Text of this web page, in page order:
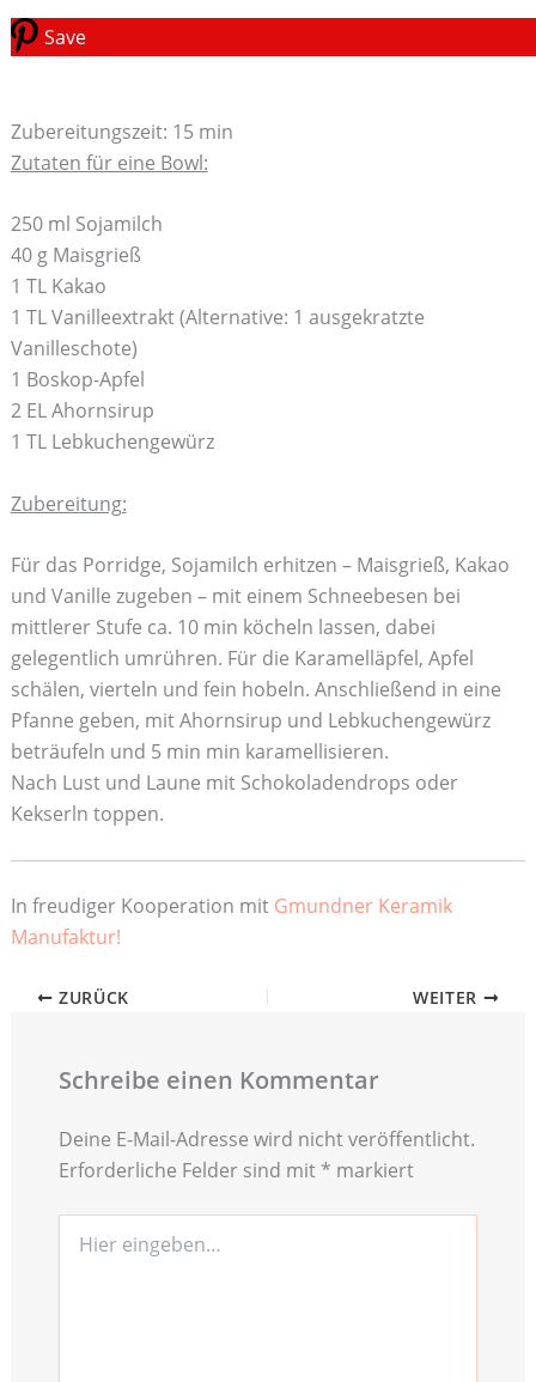
Save
Zubereitungszeit: 15 min
Zutaten für eine Bowl:
250 ml Sojamilch
40 g Maisgrieß
1 TL Kakao
1 TL Vanilleextrakt (Alternative: 1 ausgekratzte
Vanilleschote)
1 Boskop-Apfel
2 EL Ahornsirup
1 TL Lebkuchengewürz
Zubereitung:
Für das Porridge, Sojamilch erhitzen – Maisgrieß, Kakao
und Vanille zugeben – mit einem Schneebesen bei
mittlerer Stufe ca. 10 min köcheln lassen, dabei
gelegentlich umrühren. Für die Karamelläpfel, Apfel
schälen, vierteln und fein hobeln. Anschließend in eine
Pfanne geben, mit Ahornsirup und Lebkuchengewürz
beträufeln und 5 min min karamellisieren.
Nach Lust und Laune mit Schokoladendrops oder
Kekserln toppen.
In freudiger Kooperation mit Gmundner Keramik
Manufaktur!
ZURÜCK WEITER
Schreibe einen Kommentar
Deine E-Mail-Adresse wird nicht veröffentlicht.
Erforderliche Felder sind mit * markiert
eingeben…